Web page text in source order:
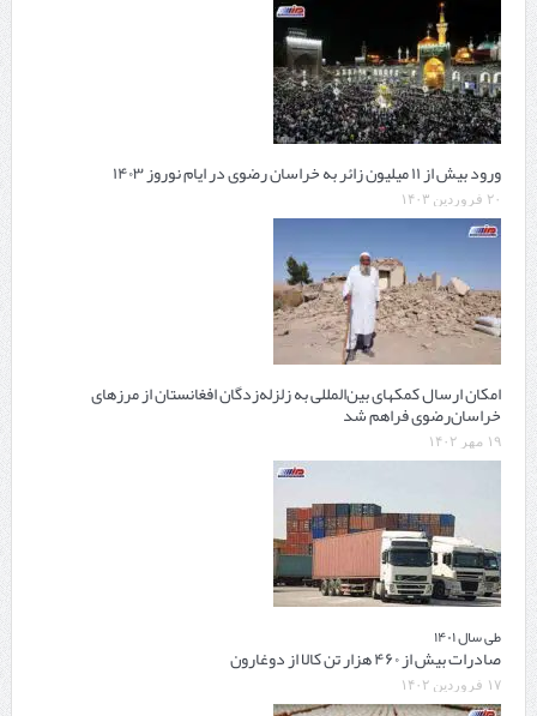
ورود بیش از ۱۱ میلیون زائر به خراسان رضوی در ایام نوروز ۱۴۰۳
۲۰ فروردین ۱۴۰۳
امکان ارسال کمکهای بین‌المللی به زلزله‌زدگان افغانستان از مرزهای
خراسان‌رضوی فراهم شد
۱۹ مهر ۱۴۰۲
طی سال ۱۴۰۱
صادرات بیش از ۴۶۰ هزار تن کالا از دوغارون
۱۷ فروردین ۱۴۰۲